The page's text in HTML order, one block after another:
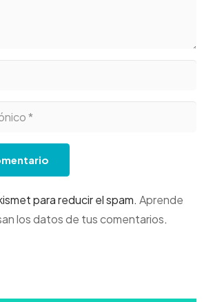
para reducir el spam. Aprende
los datos de tus comentarios.